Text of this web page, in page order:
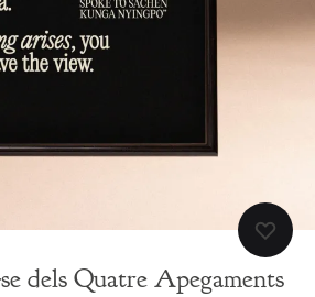
dels Quatre Apegaments